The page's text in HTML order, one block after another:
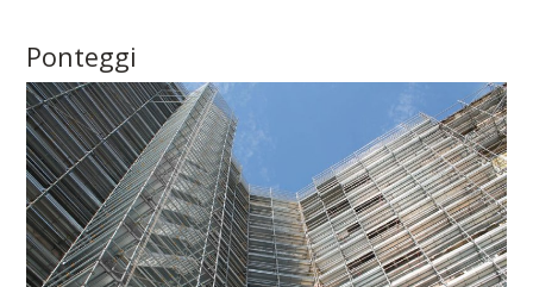
Ponteggi